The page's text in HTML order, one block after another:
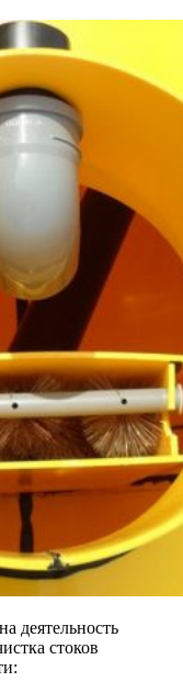
деятельность
стоков